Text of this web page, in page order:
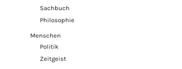
Sachbuch
Philosophie
Menschen
Politik
Zeitgeist